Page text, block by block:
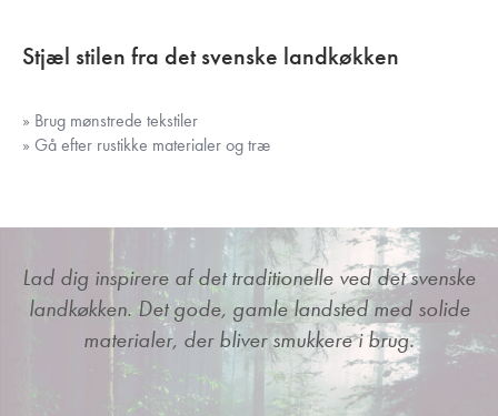
Stjæl stilen fra det svenske landkøkken
» Brug mønstrede tekstiler
» Gå efter rustikke materialer og træ
Lad dig inspirere af det traditionelle ved det svenske
landkøkken. Det gode, gamle landsted med solide
materialer, der bliver smukkere i brug.